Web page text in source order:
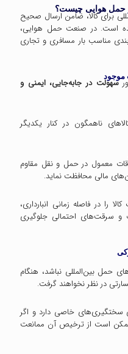
حمل هوایی چیست؟
برای کالا، ضامن ارسال صحیح
است. در صنعت حمل هوایی،
مناسب بار مسافری و تجاری
سهولت در جابه‌جایی، ایمنی و
ناهمگون در کنار یکدیگر
معمول در حمل و نقل مقاوم
مالی محافظت نماید.
را در فاصله زمانی انبارداری،
سرقت‌های احتمالی جلوگیری
حمل بین‌المللی نباشد، هنگام
در نظر نخواهند گرفت.
سختگیری‌های خاصی دارد و اگر
ممکن است از ترخیص آن ممانعت